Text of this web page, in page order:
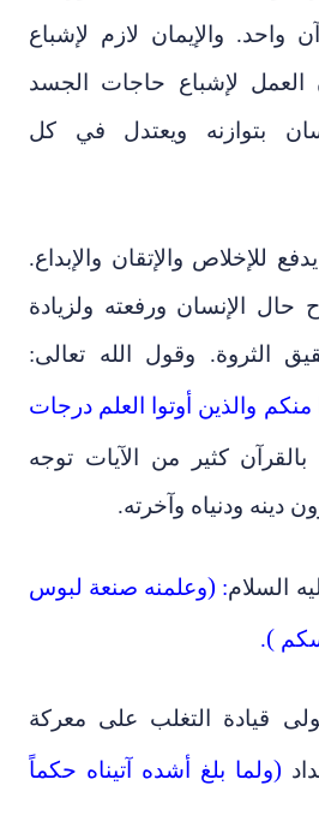
واحد. والإيمان لازم لإشباع
العمل لإشباع حاجات الجسد
بتوازنه ويعتدل في كل
للإخلاص والإتقان والإبداع.
حال الإنسان ورفعته ولزيادة
الثروة. وقول الله تعالى:
منكم والذين أوتوا العلم درجات
بالقرآن كثير من الآيات توجه
دينه ودنياه وآخرته.
السلام:
)وعلمنه صنعة لبوس
(
.
قيادة التغلب على معركة
)ولما بلغ أشده آتيناه حكماً